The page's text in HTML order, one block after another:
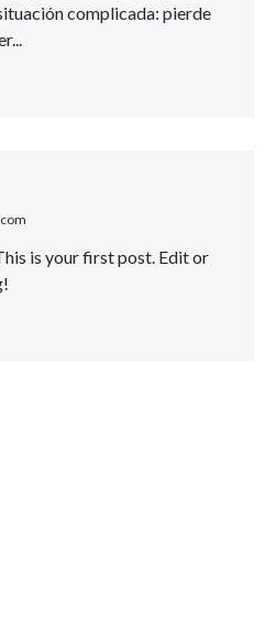
complicada: pierde
is your first post. Edit or